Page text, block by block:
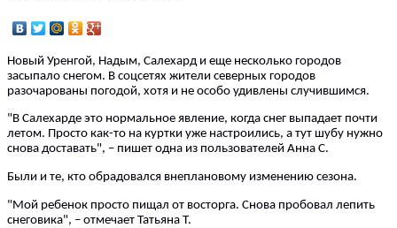
Новый Уренгой, Надым, Салехард и еще несколько городов
засыпало снегом. В соцсетях жители северных городов
разочарованы погодой, хотя и не особо удивлены случившимся.
"В Салехарде это нормальное явление, когда снег выпадает почти
летом. Просто как-то на куртки уже настроились, а тут шубу нужно
снова доставать", – пишет одна из пользователей Анна С.
Были и те, кто обрадовался внеплановому изменению сезона.
"Мой ребенок просто пищал от восторга. Снова пробовал лепить
снеговика", – отмечает Татьяна Т.